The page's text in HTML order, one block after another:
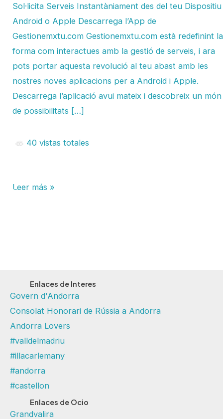
Sol·licita Serveis Instantàniament des del teu Dispositiu
Android o Apple Descarrega l’App de
Gestionemxtu.com Gestionemxtu.com està redefinint la
forma com interactues amb la gestió de serveis, i ara
pots portar aquesta revolució al teu abast amb les
nostres noves aplicacions per a Android i Apple.
Descarrega l’aplicació avui mateix i descobreix un món
de possibilitats […]
40 vistas totales
Leer más »
Enlaces de Interes
Govern d'Andorra
Consolat Honorari de Rússia a Andorra
Andorra Lovers
#valldelmadriu
#illacarlemany
#andorra
#castellon
Enlaces de Ocio
Grandvalira